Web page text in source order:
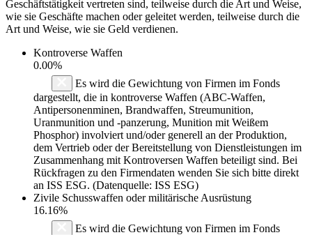
Geschäftstätigkeit vertreten sind, teilweise durch die Art und Weise,
wie sie Geschäfte machen oder geleitet werden, teilweise durch die
Art und Weise, wie sie Geld verdienen.
Kontroverse Waffen
0.00%
Es wird die Gewichtung von Firmen im Fonds
dargestellt, die in kontroverse Waffen (ABC-Waffen,
Antipersonenminen, Brandwaffen, Streumunition,
Uranmunition und -panzerung, Munition mit Weißem
Phosphor) involviert und/oder generell an der Produktion,
dem Vertrieb oder der Bereitstellung von Dienstleistungen im
Zusammenhang mit Kontroversen Waffen beteiligt sind. Bei
Rückfragen zu den Firmendaten wenden Sie sich bitte direkt
an ISS ESG. (Datenquelle: ISS ESG)
Zivile Schusswaffen oder militärische Ausrüstung
16.16%
Es wird die Gewichtung von Firmen im Fonds